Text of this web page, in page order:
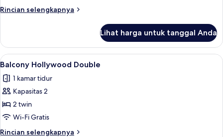
Rincian selengkapnya
Rincian
Kamar
Keluarga
Lihat harga untuk tanggal Anda
Lihat
semua
foto
untuk
Balcony
Hollywood
Double
Brankas, tirai kedap cahaya, Wi-Fi
5
Balcony Hollywood Double
1 kamar tidur
Kapasitas 2
2 twin
Wi-Fi Gratis
Rincian selengkapnya
Rincian